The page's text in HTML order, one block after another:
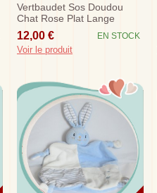
Vertbaudet Sos Doudou
Chat Rose Plat Lange
12,00 € EN STOCK
Voir le produit